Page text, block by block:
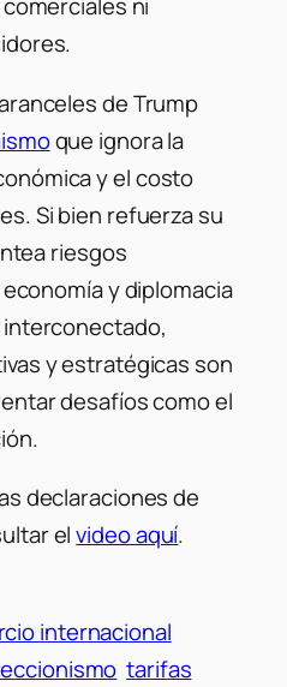
ni
de Trump
que ignora la
y el costo
Si bien refuerza su
riesgos
y diplomacia
interconectado,
y estratégicas son
desafíos como el
declaraciones de
elvideo aquí.
internacional
tarifas